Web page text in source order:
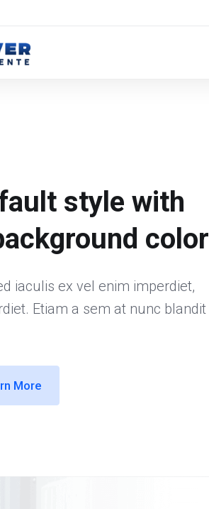
style with
color
iaculis ex vel enim imperdiet,
Etiam a sem at nunc blandit
More